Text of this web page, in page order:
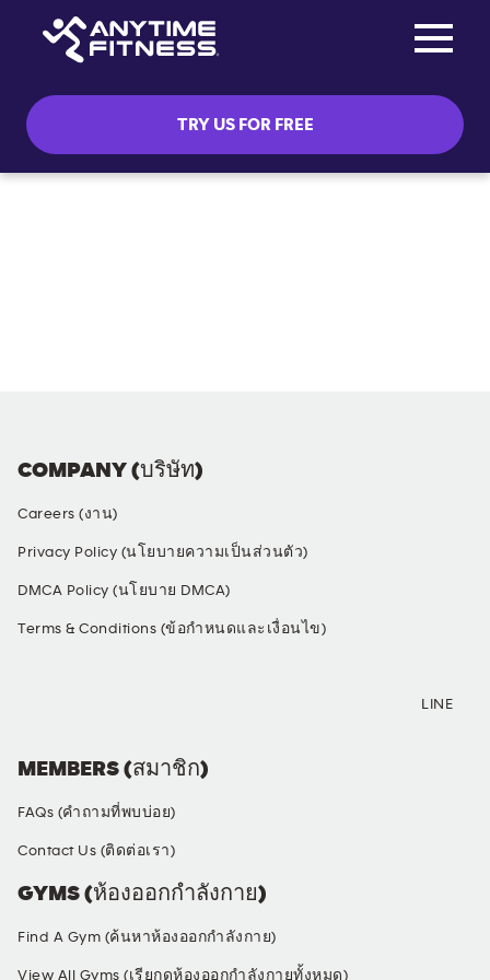
TRY US FOR FREE
COMPANY (บริษัท)
Careers (งาน)
Privacy Policy (นโยบายความเป็นส่วนตัว)
DMCA Policy (นโยบาย DMCA)
Terms & Conditions (ข้อกำหนดและเงื่อนไข)
GYMS (ห้องออกกำลังกาย)
Find A Gym (ค้นหาห้องออกกำลังกาย)
View All Gyms (เรียกดูห้องออกกำลังกายทั้งหมด)
MEMBERS (สมาชิก)
FAQs (คำถามที่พบบ่อย)
Contact Us (ติดต่อเรา)
LINE